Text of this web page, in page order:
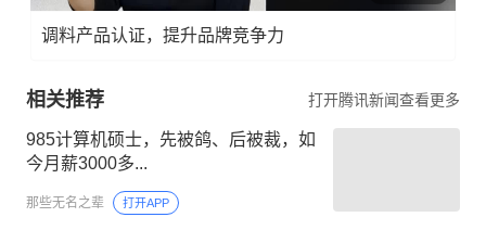
调料产品认证，提升品牌竞争力
相关推荐 打开腾讯新闻查看更多
985计算机硕士，先被鸽、后被裁，如
今月薪3000多...
那些无名之辈 打开APP